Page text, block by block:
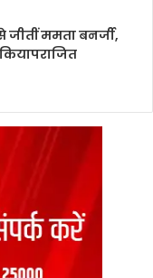
जीतीं ममता बनर्जी,